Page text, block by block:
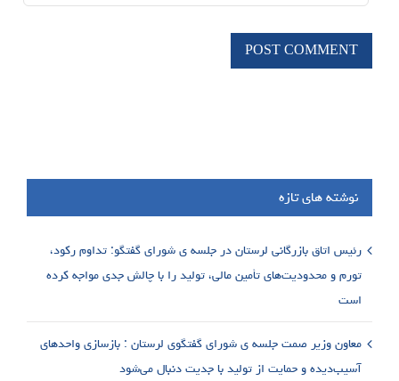
نوشته های تازه
رئیس اتاق بازرگانی لرستان در جلسه ی شورای گفتگو: تداوم رکود،
تورم و محدودیت‌های تأمین مالی، تولید را با چالش جدی مواجه کرده
است
معاون وزیر صمت جلسه ی شورای گفتگوی لرستان : بازسازی واحدهای
آسیب‌دیده و حمایت از تولید با جدیت دنبال می‌شود